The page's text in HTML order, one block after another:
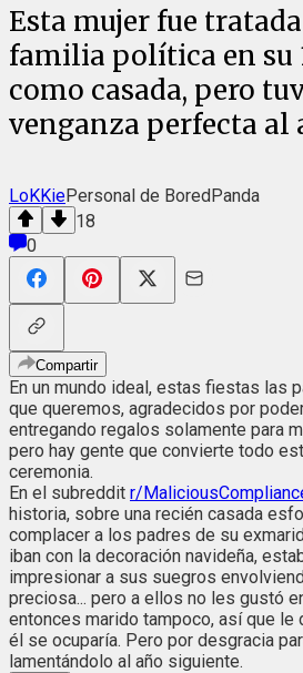
Esta mujer fue
familia política en su
como casada, pero
venganza perfecta al
LoKKiePersonal de BoredPanda
18
0
Compartir
En un mundo ideal, estas fiestas las
que queremos, agradecidos por
entregando regalos solamente para
pero hay gente que convierte todo
ceremonia.
En el subreddit r/
historia, sobre una recién casada
complacer a los padres de su
iban con la decoración navideña,
impresionar a sus suegros
preciosa... pero a ellos no les gustó
entonces marido tampoco, así que le
él se ocuparía. Pero por desgracia
lamentándolo al año siguiente.